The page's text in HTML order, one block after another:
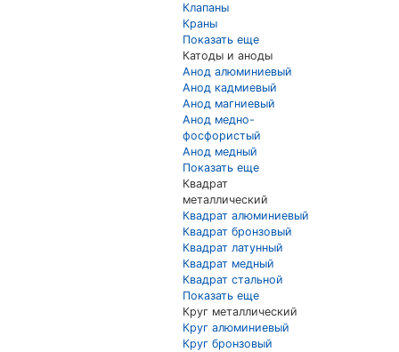
Клапаны
Краны
Показать еще
Катоды и аноды
Анод алюминиевый
Анод кадмиевый
Анод магниевый
Анод медно-
фосфористый
Анод медный
Показать еще
Квадрат
металлический
Квадрат алюминиевый
Квадрат бронзовый
Квадрат латунный
Квадрат медный
Квадрат стальной
Показать еще
Круг металлический
Круг алюминиевый
Круг бронзовый